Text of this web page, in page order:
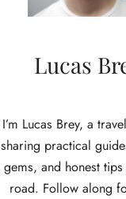
Lucas
I’m Lucas Brey, a
sharing practical
gems, and honest
road. Follow along